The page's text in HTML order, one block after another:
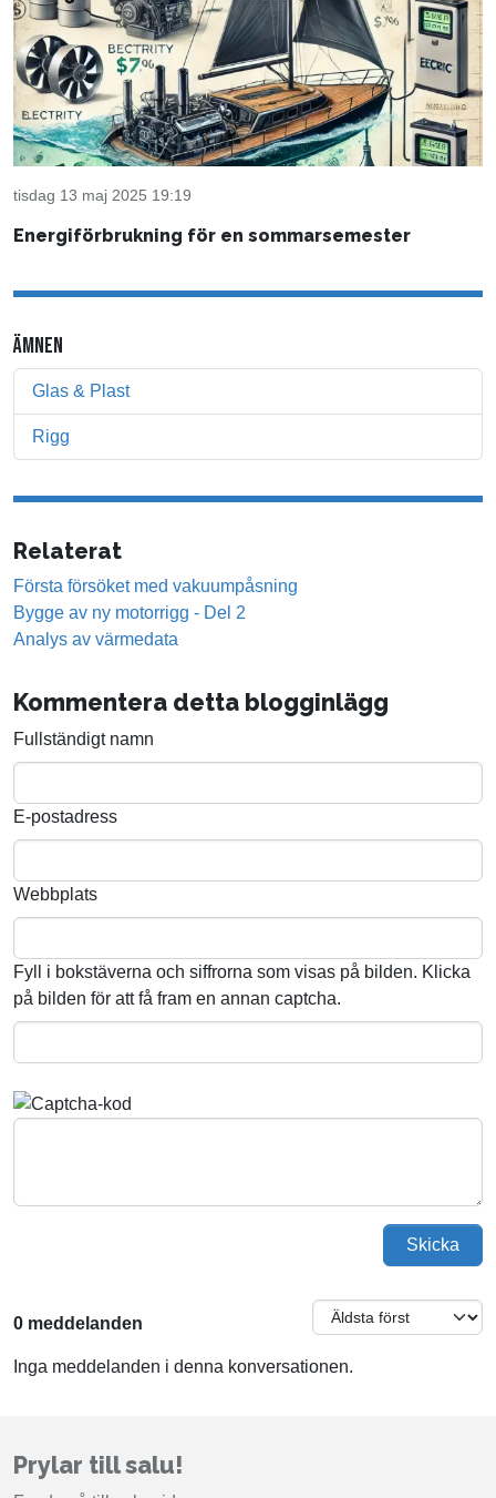
tisdag 13 maj 2025 19:19
Energiförbrukning för en sommarsemester
ÄMNEN
Glas & Plast
Rigg
Relaterat
Första försöket med vakuumpåsning
Bygge av ny motorrigg - Del 2
Analys av värmedata
Kommentera detta blogginlägg
Fullständigt namn
E-postadress
Webbplats
Fyll i bokstäverna och siffrorna som visas på bilden. Klicka
på bilden för att få fram en annan captcha.
Skicka
0 meddelanden
Inga meddelanden i denna konversationen.
Prylar till salu!